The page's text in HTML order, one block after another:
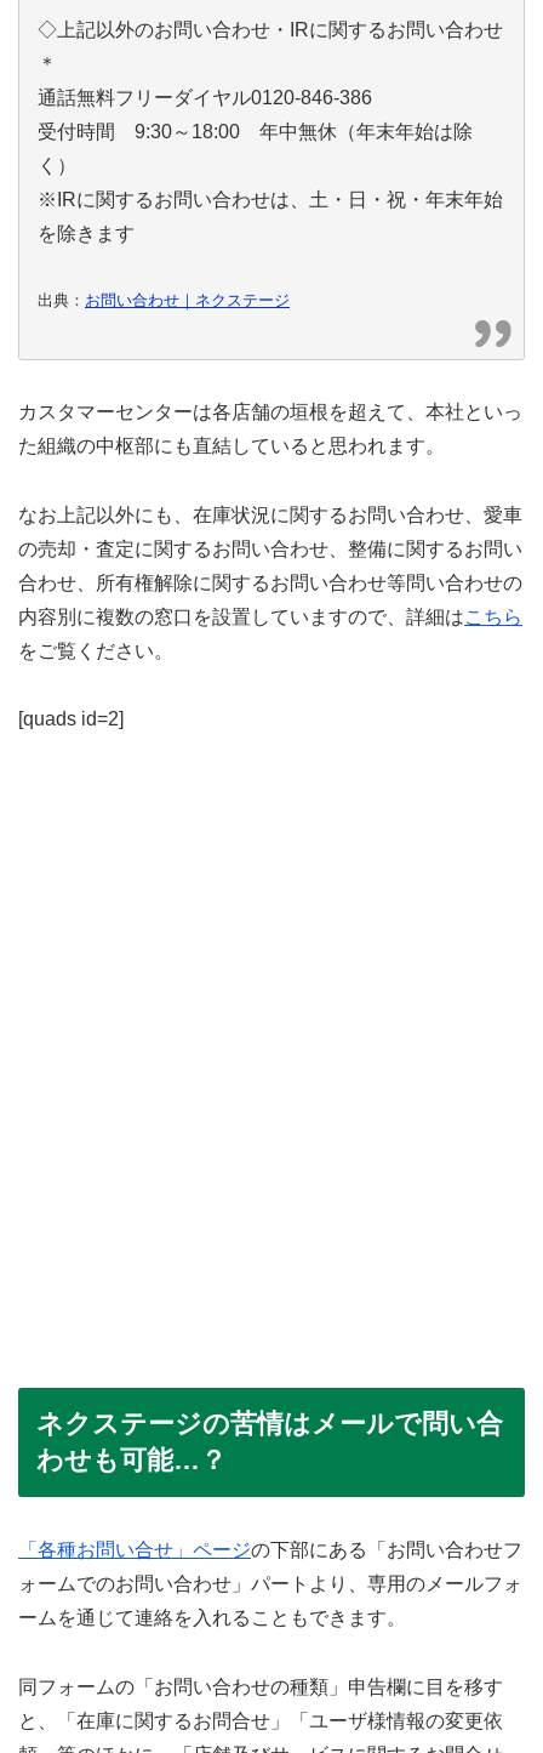
◇上記以外のお問い合わせ・IRに関するお問い合わせ
＊
通話無料フリーダイヤル0120-846-386
受付時間 9:30～18:00 年中無休（年末年始は除
く）
※IRに関するお問い合わせは、土・日・祝・年末年始
を除きます
出典： お問い合わせ｜ネクステージ
カスタマーセンターは各店舗の垣根を超えて、本社といっ
た組織の中枢部にも直結していると思われます。
なお上記以外にも、在庫状況に関するお問い合わせ、愛車
の売却・査定に関するお問い合わせ、整備に関するお問い
合わせ、所有権解除に関するお問い合わせ等問い合わせの
内容別に複数の窓口を設置していますので、詳細はこちら
をご覧ください。
[quads id=2]
ネクステージの苦情はメールで問い合
わせも可能…？
「各種お問い合せ」ページの下部にある「お問い合わせフ
ォームでのお問い合わせ」パートより、専用のメールフォ
ームを通じて連絡を入れることもできます。
同フォームの「お問い合わせの種類」申告欄に目を移す
と、「在庫に関するお問合せ」「ユーザ様情報の変更依